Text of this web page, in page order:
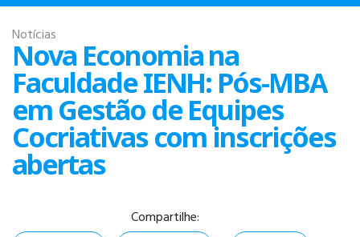
ADMINISTRAÇÃO
Notícias
Nova Economia na
Faculdade IENH: Pós-MBA
em Gestão de Equipes
Cocriativas com inscrições
abertas
Compartilhe: